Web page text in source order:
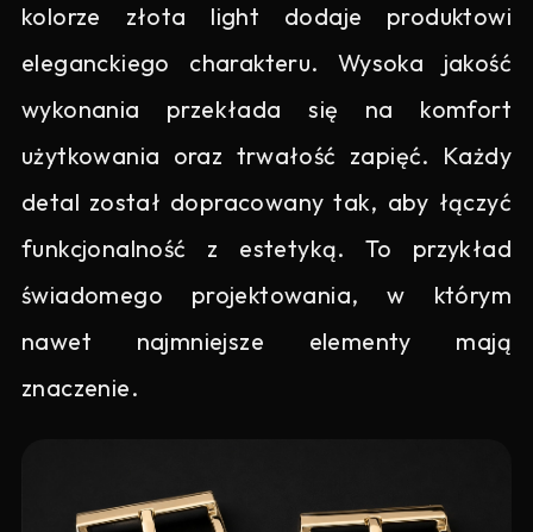
kolorze złota light dodaje produktowi
eleganckiego charakteru. Wysoka jakość
wykonania przekłada się na komfort
użytkowania oraz trwałość zapięć. Każdy
detal został dopracowany tak, aby łączyć
funkcjonalność z estetyką. To przykład
świadomego projektowania, w którym
nawet najmniejsze elementy mają
znaczenie.